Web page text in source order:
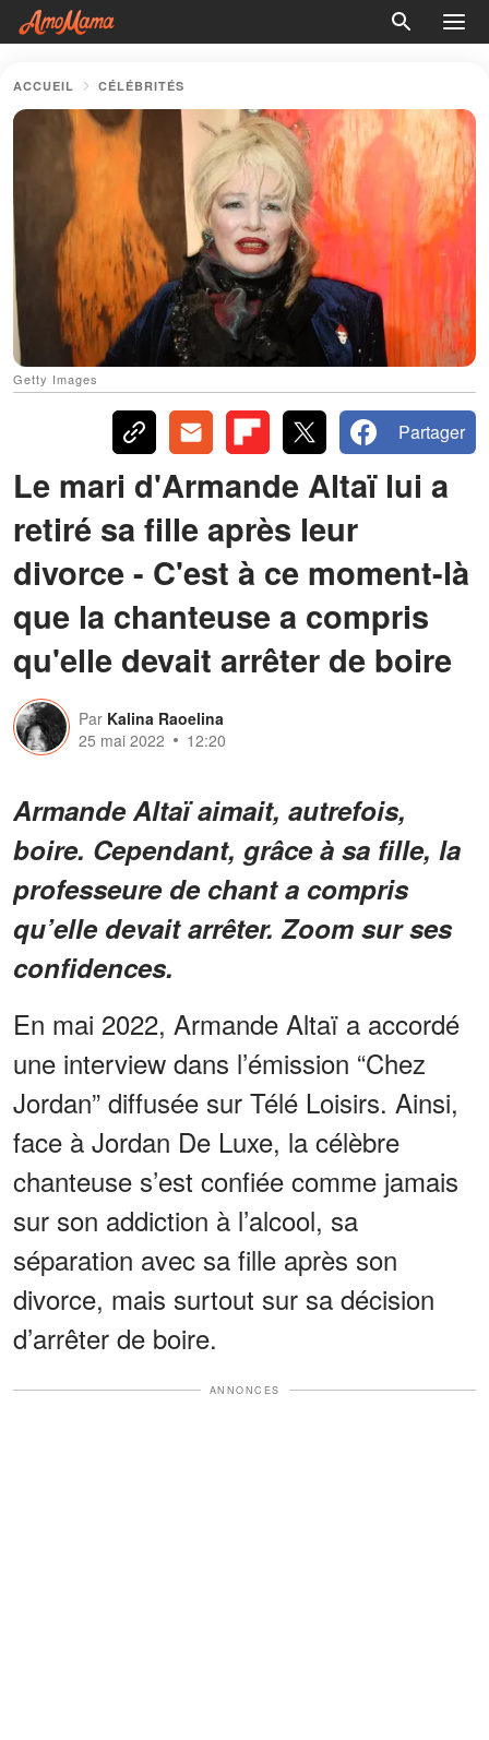
ACCUEIL CÉLÉBRITÉS
Getty Images
Partager
Le mari d'Armande Altaï lui a
retiré sa fille après leur
divorce - C'est à ce moment-là
que la chanteuse a compris
qu'elle devait arrêter de boire
Par Kalina Raoelina
25 mai 2022
12:20
Armande Altaï aimait, autrefois,
boire. Cependant, grâce à sa fille, la
professeure de chant a compris
qu’elle devait arrêter. Zoom sur ses
confidences.
En mai 2022, Armande Altaï a accordé
une interview dans l’émission “Chez
Jordan” diffusée sur Télé Loisirs. Ainsi,
face à Jordan De Luxe, la célèbre
chanteuse s’est confiée comme jamais
sur son addiction à l’alcool, sa
séparation avec sa fille après son
divorce, mais surtout sur sa décision
d’arrêter de boire.
ANNONCES